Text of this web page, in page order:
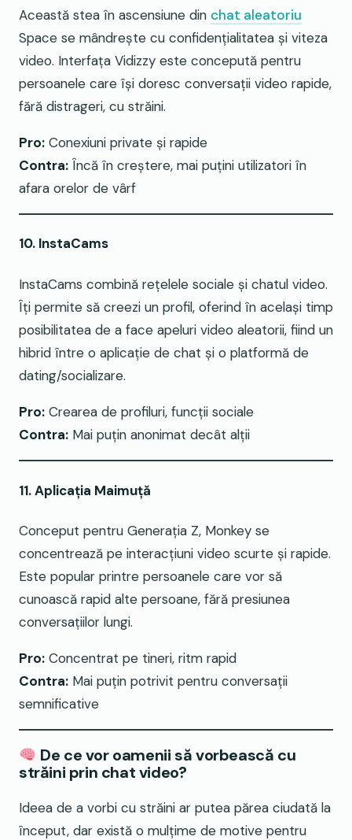
Această stea în ascensiune din chat aleatoriu
Space se mândrește cu confidențialitatea și viteza
video. Interfața Vidizzy este concepută pentru
persoanele care își doresc conversații video rapide,
fără distrageri, cu străini.
Pro: Conexiuni private și rapide
Contra: Încă în creștere, mai puțini utilizatori în
afara orelor de vârf
10. InstaCams
InstaCams combină rețelele sociale și chatul video.
Îți permite să creezi un profil, oferind în același timp
posibilitatea de a face apeluri video aleatorii, fiind un
hibrid între o aplicație de chat și o platformă de
dating/socializare.
Pro: Crearea de profiluri, funcții sociale
Contra: Mai puțin anonimat decât alții
11. Aplicația Maimuță
Conceput pentru Generația Z, Monkey se
concentrează pe interacțiuni video scurte și rapide.
Este popular printre persoanele care vor să
cunoască rapid alte persoane, fără presiunea
conversațiilor lungi.
Pro: Concentrat pe tineri, ritm rapid
Contra: Mai puțin potrivit pentru conversații
semnificative
De ce vor oamenii să vorbească cu
străini prin chat video?
Ideea de a vorbi cu străini ar putea părea ciudată la
început, dar există o mulțime de motive pentru